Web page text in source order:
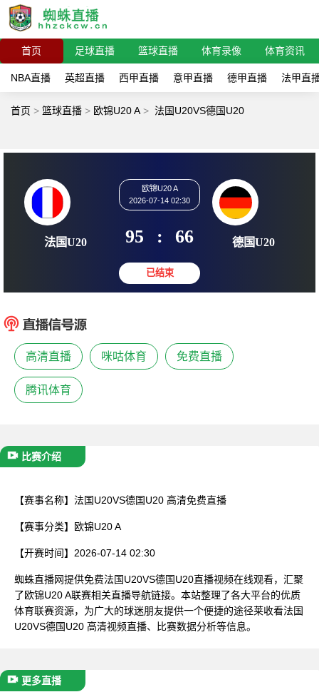
首页 足球直播 篮球直播 体育录像 体育资讯
NBA直播 英超直播 西甲直播 意甲直播 德甲直播 法甲直
首页 > 篮球直播 > 欧锦U20 A > 法国U20VS德国U20
法国U20
欧锦U20 A
2026-07-14 02:30
95 : 66 德国
高清直播 咪咕体育 免费直播
腾讯体育
比赛介绍
【赛事名称】 法国U20VS德国U20 高清免费直播
【赛事分类】 欧锦U20 A
【开赛时间】 2026-07-14 02:30
蜘蛛直播网提供免费法国U20VS德国U20直播视频在线观看，汇聚
了欧锦U20 A联赛相关直播导航链接。本站整理了各大平台的优质
体育联赛资源，为广大的球迷朋友提供一个便捷的途径莱收看法国
U20VS德国U20 高清视频直播、比赛数据分析等信息。
更多直播